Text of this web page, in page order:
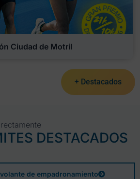
Ciudad de Motril
+ Destacados
DESTACADOS
de empadronamiento